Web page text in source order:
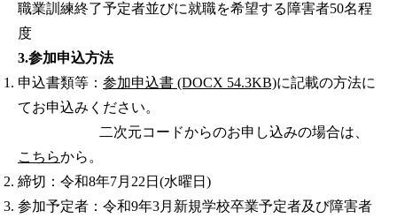
職業訓練終了予定者並びに就職を希望する障害者50名程
度
3.参加申込方法
申込書類等： 参加申込書 (DOCX 54.3KB)に記載の方法に
てお申込みください。
二次元コードからのお申し込みの場合は、
こちらから。
締切：令和8年7月22日(水曜日)
参加予定者：令和9年3月新規学校卒業予定者及び障害者